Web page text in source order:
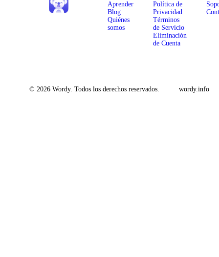
Aprender
Blog
Quiénes
somos
Política de
Privacidad
Términos
de Servicio
Eliminación
de Cuenta
© 2026 Wordy. Todos los derechos reservados. wordy.info